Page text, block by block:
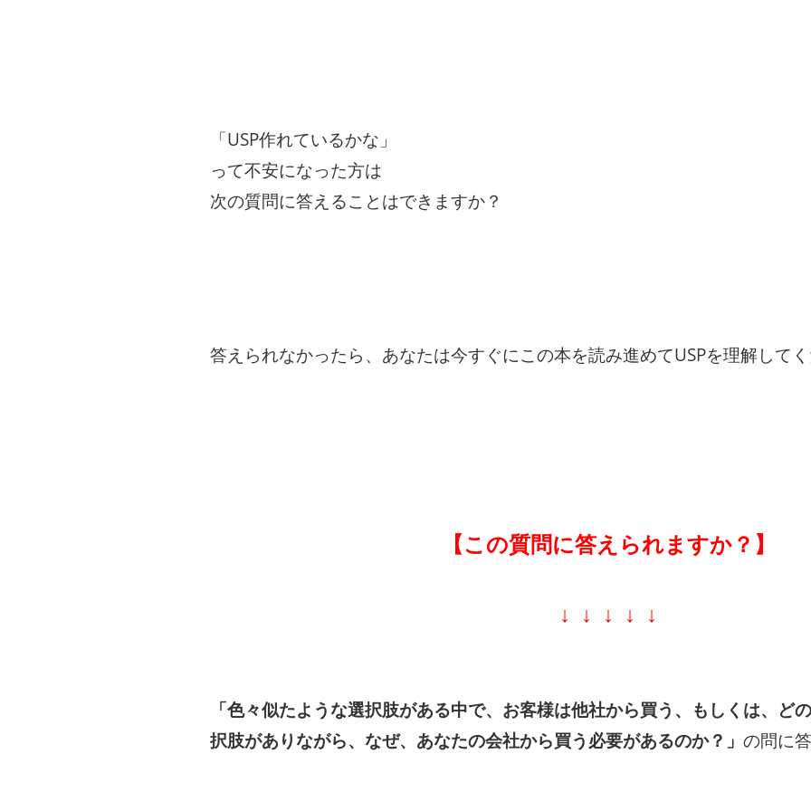
「USP作れているかな」
って不安になった方は
次の質問に答えることはできますか？
答えられなかったら、あなたは今すぐにこの本を読み進めてUSPを理解してく
【この質問に答えられますか？】
↓ ↓ ↓ ↓ ↓
「色々似たような選択肢がある中で、お客様は他社から買う、もしくは、ど
択肢がありながら、なぜ、あなたの会社から買う必要があるのか？」 の問に